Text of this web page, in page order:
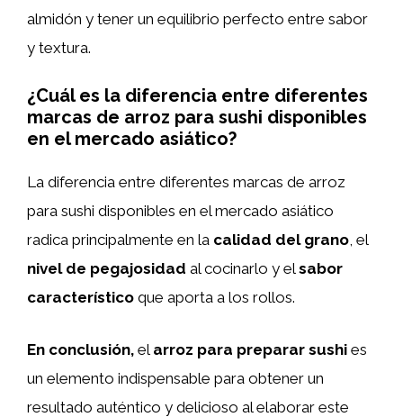
almidón y tener un equilibrio perfecto entre sabor
y textura.
¿Cuál es la diferencia entre diferentes
marcas de arroz para sushi disponibles
en el mercado asiático?
La diferencia entre diferentes marcas de arroz
para sushi disponibles en el mercado asiático
radica principalmente en la calidad del grano, el
nivel de pegajosidad al cocinarlo y elsabor
característico que aporta a los rollos.
En conclusión, el arroz para preparar sushi es
un elemento indispensable para obtener un
resultado auténtico y delicioso al elaborar este